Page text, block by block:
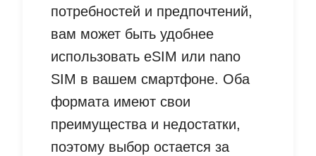
потребностей и предпочтений,
вам может быть удобнее
использовать eSIM или nano
SIM в вашем смартфоне. Оба
формата имеют свои
преимущества и недостатки,
поэтому выбор остается за